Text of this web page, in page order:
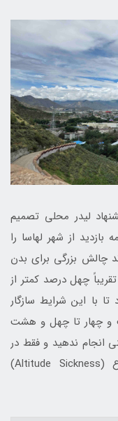
لیدر محلی تصمیم
بازدید از شهر لهاسا را
چالش بزرگی برای بدن
چهل درصد کمتر از
با این شرایط سازگار
و چهار تا چهل و هشت
انجام ندهید و فقط در
هتل استراحت کنید تا از بیماری ارتفاع (Altitude Sickness)